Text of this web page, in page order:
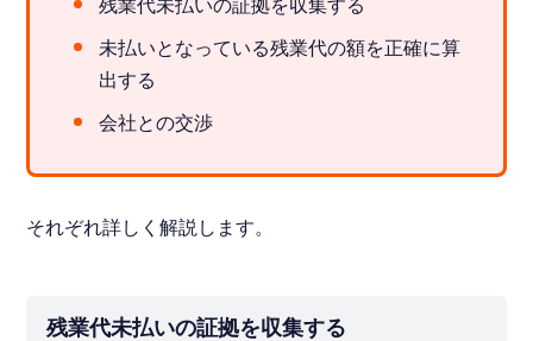
残業代未払いの証拠を収集する
未払いとなっている残業代の額を正確に算
出する
会社との交渉
それぞれ詳しく解説します。
残業代未払いの証拠を収集する